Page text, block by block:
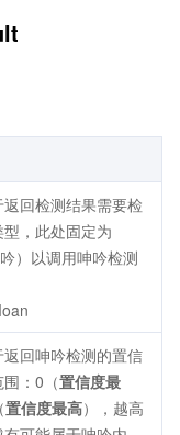
回检测结果需要检
，此处固定为
吟）以调用呻吟检测
回呻吟检测的置信
：0（置信度最
置信度最高），越高